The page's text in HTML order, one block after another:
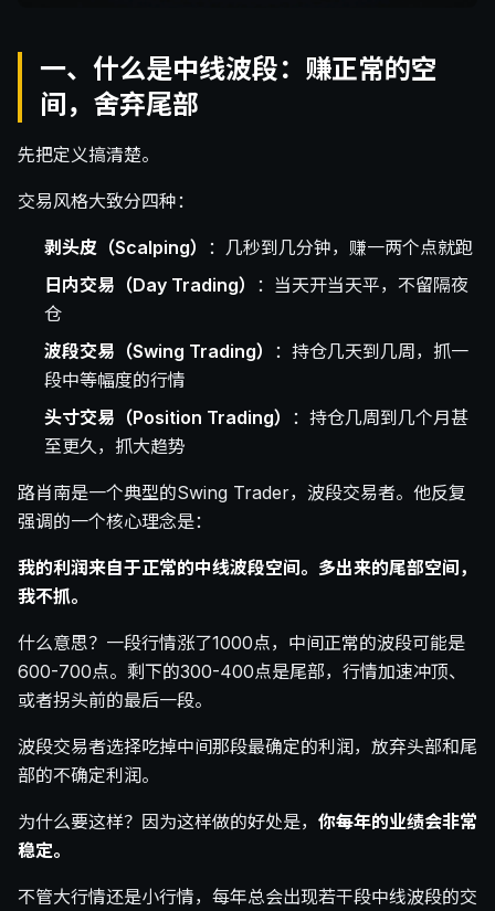
一、什么是中线波段：赚正常的空
间，舍弃尾部
先把定义搞清楚。
交易风格大致分四种：
剥头皮（Scalping） ：几秒到几分钟，赚一两个点就跑
日内交易（Day Trading） ：当天开当天平，不留隔夜
仓
波段交易（Swing Trading） ：持仓几天到几周，抓一
段中等幅度的行情
头寸交易（Position Trading） ：持仓几周到几个月甚
至更久，抓大趋势
路肖南是一个典型的Swing Trader，波段交易者。他反复
强调的一个核心理念是：
我的利润来自于正常的中线波段空间。多出来的尾部空间，
我不抓。
什么意思？一段行情涨了1000点，中间正常的波段可能是
600-700点。剩下的300-400点是尾部，行情加速冲顶、
或者拐头前的最后一段。
波段交易者选择吃掉中间那段最确定的利润，放弃头部和尾
部的不确定利润。
为什么要这样？因为这样做的好处是， 你每年的业绩会非常
稳定。
不管大行情还是小行情，每年总会出现若干段中线波段的交